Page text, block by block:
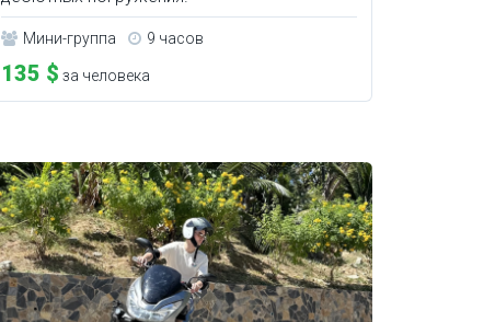
Мини-группа 9 часов
135 $ за человека